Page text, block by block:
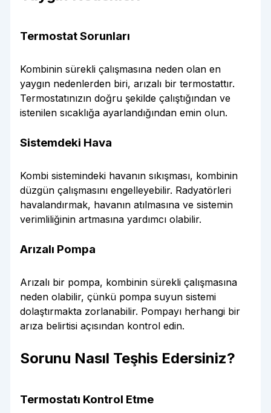
Termostat Sorunları
Kombinin sürekli çalışmasına neden olan en
yaygın nedenlerden biri, arızalı bir termostattır.
Termostatınızın doğru şekilde çalıştığından ve
istenilen sıcaklığa ayarlandığından emin olun.
Sistemdeki Hava
Kombi sistemindeki havanın sıkışması, kombinin
düzgün çalışmasını engelleyebilir. Radyatörleri
havalandırmak, havanın atılmasına ve sistemin
verimliliğinin artmasına yardımcı olabilir.
Arızalı Pompa
Arızalı bir pompa, kombinin sürekli çalışmasına
neden olabilir, çünkü pompa suyun sistemi
dolaştırmakta zorlanabilir. Pompayı herhangi bir
arıza belirtisi açısından kontrol edin.
Sorunu Nasıl Teşhis Edersiniz?
Termostatı Kontrol Etme